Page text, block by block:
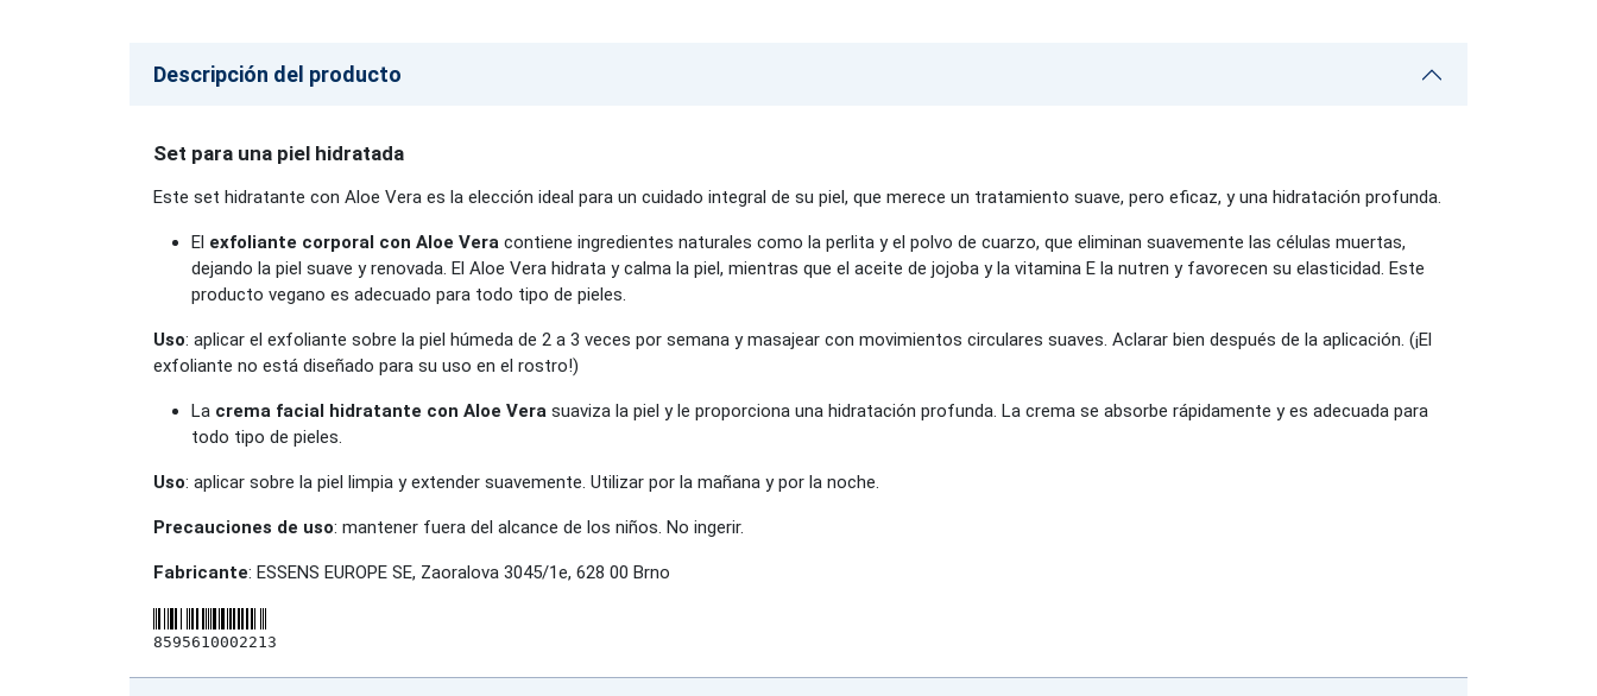
Descripción del producto
Set para una piel hidratada
Este set hidratante con Aloe Vera es la elección ideal para un cuidado integral de su piel, que merece un tratamiento suave, pero eficaz, y una hidratación profunda.
El exfoliante corporal con Aloe Vera contiene ingredientes naturales como la perlita y el polvo de cuarzo, que eliminan suavemente las células muertas,
dejando la piel suave y renovada. El Aloe Vera hidrata y calma la piel, mientras que el aceite de jojoba y la vitamina E la nutren y favorecen su elasticidad. Este
producto vegano es adecuado para todo tipo de pieles.
Uso: aplicar el exfoliante sobre la piel húmeda de 2 a 3 veces por semana y masajear con movimientos circulares suaves. Aclarar bien después de la aplicación. (¡El
exfoliante no está diseñado para su uso en el rostro!)
La crema facial hidratante con Aloe Vera suaviza la piel y le proporciona una hidratación profunda. La crema se absorbe rápidamente y es adecuada para
todo tipo de pieles.
Uso: aplicar sobre la piel limpia y extender suavemente. Utilizar por la mañana y por la noche.
Precauciones de uso: mantener fuera del alcance de los niños. No ingerir.
Fabricante: ESSENS EUROPE SE, Zaoralova 3045/1e, 628 00 Brno
8595610002213